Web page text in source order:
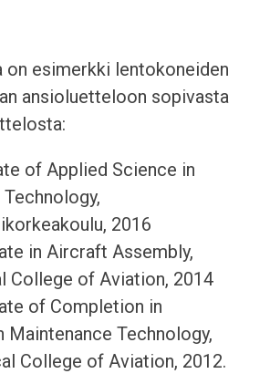
on esimerkki lentokoneiden
ansioluetteloon sopivasta
of Applied Science in
2016
in Aircraft Assembly,
College of Aviation, 2014
of Completion in
Maintenance Technology,
College of Aviation, 2012.